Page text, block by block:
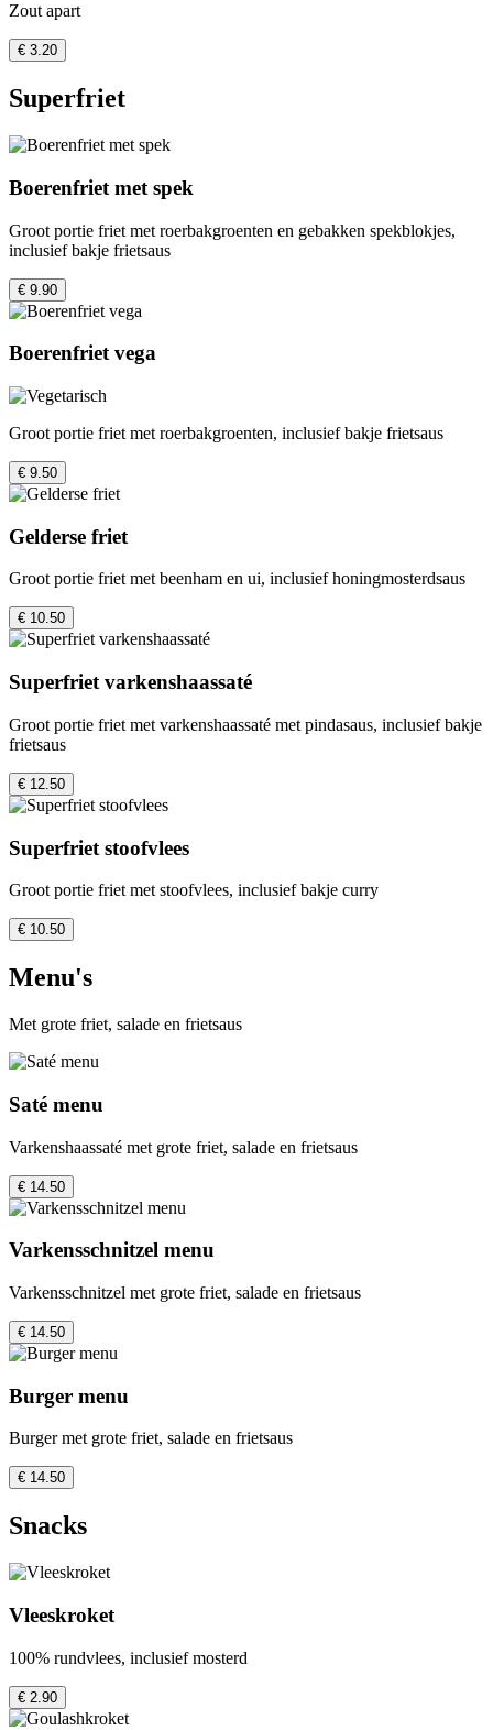
Zout apart
€ 3.20
Superfriet
Boerenfriet met spek
Groot portie friet met roerbakgroenten en gebakken spekblokjes,
inclusief bakje frietsaus
€ 9.90
Boerenfriet vega
Groot portie friet met roerbakgroenten, inclusief bakje frietsaus
€ 9.50
Gelderse friet
Groot portie friet met beenham en ui, inclusief honingmosterdsaus
€ 10.50
Superfriet varkenshaassaté
Groot portie friet met varkenshaassaté met pindasaus, inclusief bakje
frietsaus
€ 12.50
Superfriet stoofvlees
Groot portie friet met stoofvlees, inclusief bakje curry
€ 10.50
Menu's
Met grote friet, salade en frietsaus
Saté menu
Varkenshaassaté met grote friet, salade en frietsaus
€ 14.50
Varkensschnitzel menu
Varkensschnitzel met grote friet, salade en frietsaus
€ 14.50
Burger menu
Burger met grote friet, salade en frietsaus
€ 14.50
Snacks
Vleeskroket
100% rundvlees, inclusief mosterd
€ 2.90